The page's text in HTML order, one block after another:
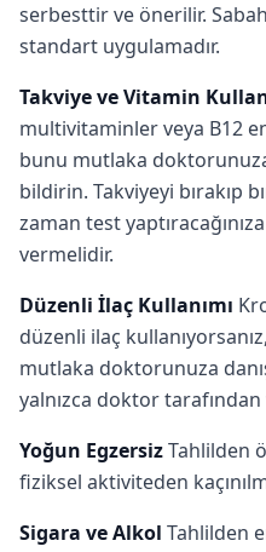
serbesttir ve önerilir.
standart uygulamadır.
Takviye ve Vitamin
multivitaminler veya B12
bunu mutlaka
bildirin. Takviyeyi bırakıp
zaman test
vermelidir.
Düzenli İlaç Kullanımı
düzenli ilaç
mutlaka doktorunuza
yalnızca doktor
Yoğun EgzersizTahlilden
fiziksel aktiviteden
Sigara ve Alkol Tahlilden